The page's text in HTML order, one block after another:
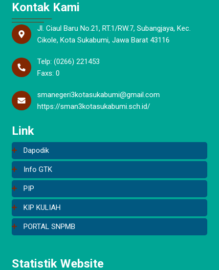
Kontak Kami
Jl. Ciaul Baru No.21, RT.1/RW.7, Subangjaya, Kec.
Cikole, Kota Sukabumi, Jawa Barat 43116
Telp: (0266) 221453
Faxs: 0
smanegeri3kotasukabumi@gmail.com
https://sman3kotasukabumi.sch.id/
Link
Dapodik
Info GTK
PIP
KIP KULIAH
PORTAL SNPMB
Statistik Website